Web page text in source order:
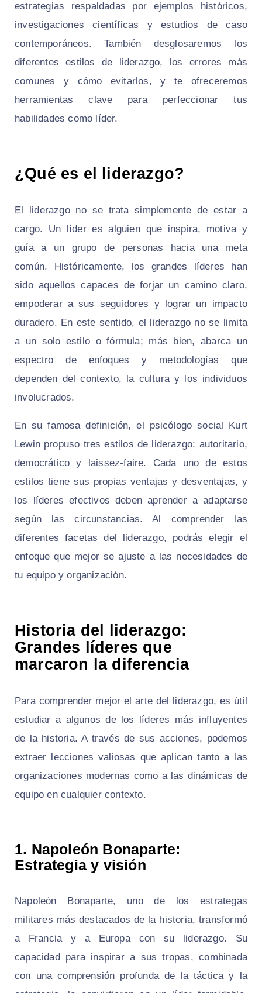
estrategias respaldadas por ejemplos históricos,
investigaciones científicas y estudios de caso
contemporáneos. También desglosaremos los
diferentes estilos de liderazgo, los errores más
comunes y cómo evitarlos, y te ofreceremos
herramientas clave para perfeccionar tus
habilidades como líder.
¿Qué es el liderazgo?
El liderazgo no se trata simplemente de estar a
cargo. Un líder es alguien que inspira, motiva y
guía a un grupo de personas hacia una meta
común. Históricamente, los grandes líderes han
sido aquellos capaces de forjar un camino claro,
empoderar a sus seguidores y lograr un impacto
duradero. En este sentido, el liderazgo no se limita
a un solo estilo o fórmula; más bien, abarca un
espectro de enfoques y metodologías que
dependen del contexto, la cultura y los individuos
involucrados.
En su famosa definición, el psicólogo social Kurt
Lewin propuso tres estilos de liderazgo: autoritario,
democrático y laissez-faire. Cada uno de estos
estilos tiene sus propias ventajas y desventajas, y
los líderes efectivos deben aprender a adaptarse
según las circunstancias. Al comprender las
diferentes facetas del liderazgo, podrás elegir el
enfoque que mejor se ajuste a las necesidades de
tu equipo y organización.
Historia del liderazgo:
Grandes líderes que
marcaron la diferencia
Para comprender mejor el arte del liderazgo, es útil
estudiar a algunos de los líderes más influyentes
de la historia. A través de sus acciones, podemos
extraer lecciones valiosas que aplican tanto a las
organizaciones modernas como a las dinámicas de
equipo en cualquier contexto.
1. Napoleón Bonaparte:
Estrategia y visión
Napoleón Bonaparte, uno de los estrategas
militares más destacados de la historia, transformó
a Francia y a Europa con su liderazgo. Su
capacidad para inspirar a sus tropas, combinada
con una comprensión profunda de la táctica y la